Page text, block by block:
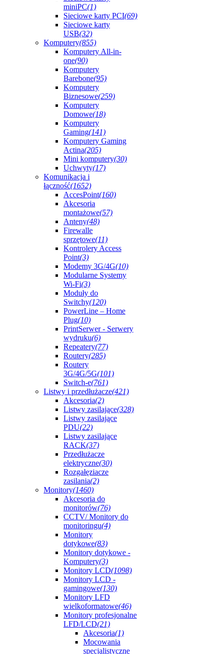
miniPC(1)
Sieciowe karty PCI(69)
Sieciowe karty
USB(32)
Komputery(855)
Komputery All-in-
one(90)
Komputery
Barebone(95)
Komputery
Biznesowe(259)
Komputery
Domowe(18)
Komputery
Gaming(141)
Komputery Gaming
Actina(205)
Mini komputery(30)
Uchwyty(17)
Komunikacja i
łączność(1652)
AccesPoint(160)
Akcesoria
montażowe(57)
Anteny(48)
Firewalle
sprzętowe(11)
Kontrolery Access
Point(3)
Modemy 3G/4G(10)
Modularne Systemy
Wi-Fi(3)
Moduły do
Switchy(120)
PowerLine – Home
Plug(10)
PrintSerwer - Serwery
wydruku(6)
Repeatery(77)
Routery(285)
Routery
3G/4G/5G(101)
Switch-e(761)
Listwy i przedłużacze(421)
Akcesoria(2)
Listwy zasilające(328)
Listwy zasilające
PDU(22)
Listwy zasilające
RACK(37)
Przedłużacze
elektryczne(30)
Rozgałęziacze
zasilania(2)
Monitory(1460)
Akcesoria do
monitorów(76)
CCTV/ Monitory do
monitoringu(4)
Monitory
dotykowe(83)
Monitory dotykowe -
Komputery(3)
Monitory LCD(1098)
Monitory LCD -
gamingowe(130)
Monitory LFD
wielkoformatowe(46)
Monitory profesjonalne
LFD/LCD(21)
Akcesoria(1)
Mocowania
specjalistyczne